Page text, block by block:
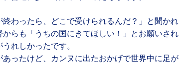
わったら、どこで受けられるんだ？」と聞かれ
らも「うちの国にきてほしい！」とお願いされ
れしかったです。
ったけど、カンヌに出たおかげで世界中に足が